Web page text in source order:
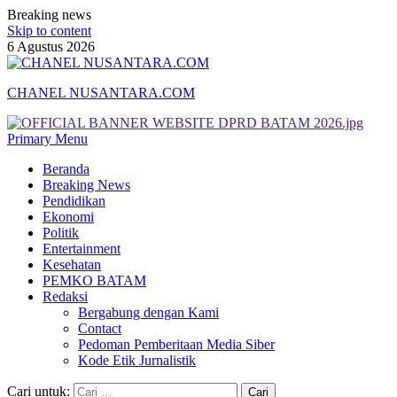
Breaking news
Skip to content
6 Agustus 2026
CHANEL NUSANTARA.COM
Primary Menu
Beranda
Breaking News
Pendidikan
Ekonomi
Politik
Entertainment
Kesehatan
PEMKO BATAM
Redaksi
Bergabung dengan Kami
Contact
Pedoman Pemberitaan Media Siber
Kode Etik Jurnalistik
Cari untuk: